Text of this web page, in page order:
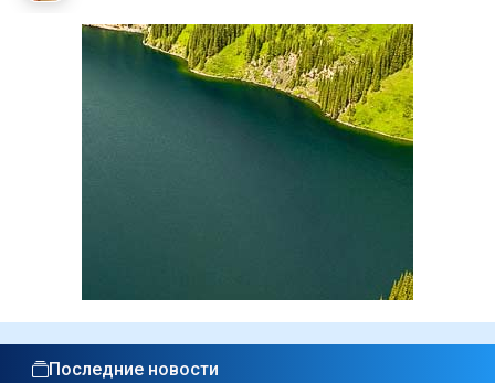
Последние новости